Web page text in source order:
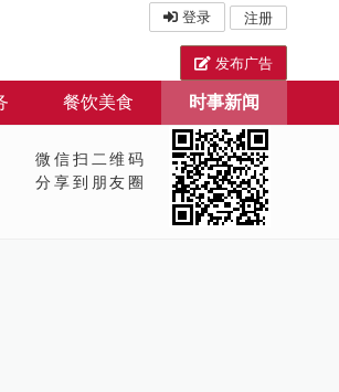
登录 注册
发布广告
餐饮美食 时事新闻
微信扫二维码
分享到朋友圈